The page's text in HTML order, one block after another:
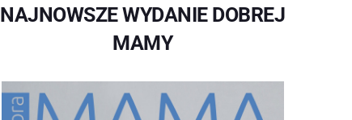
NAJNOWSZE WYDANIE DOBREJ
MAMY